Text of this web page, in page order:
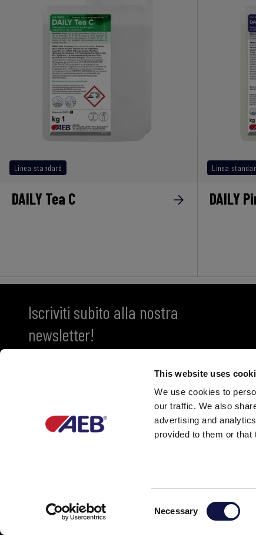
This website uses
We use cookies to
our traffic. We also
advertising and
provided to them or that
Necessary
Linea standard
DAILY Tea C
Linea
DAILY
Iscriviti subito alla nostra
newsletter!